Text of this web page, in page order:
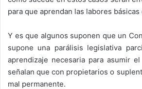
para que aprendan las labores
Y es que algunos suponen que un
supone una parálisis legislativa
aprendizaje necesaria para asumir
señalan que con propietarios o
mal permanente.